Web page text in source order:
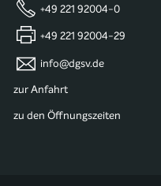
+49 221 92004-0
+49 221 92004-29
info@dgsv.de
zur Anfahrt
zu den Öffnungszeiten